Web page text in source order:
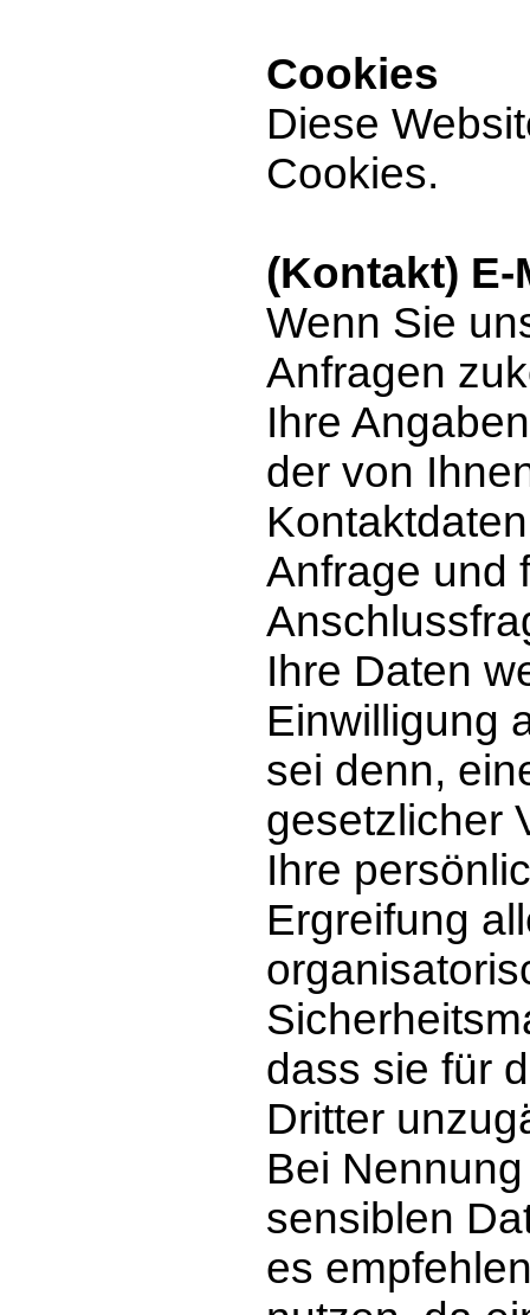
Cookies
Diese
Cookies.
(Kontakt) E-
Wenn Sie
Anfragen
Ihre
der von
Anfrage und
Ihre Daten
Einwilligung
sei denn,
gesetzlicher
Ihre
Ergreifung
dass sie für
Dritter
Bei
sensiblen
es